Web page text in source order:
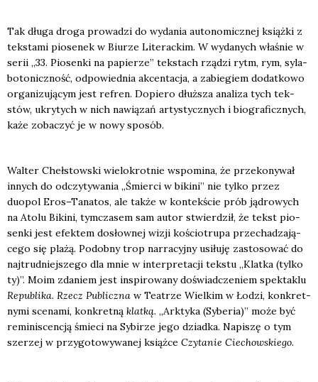
Tak dłu­ga dro­ga pro­wa­dzi do wyda­nia auto­no­micz­nej książ­ki z
tek­sta­mi pio­se­nek w Biu­rze Lite­rac­kim. W wyda­nych wła­śnie w
serii „33. Pio­sen­ki na papie­rze” tek­stach rzą­dzi rytm, rym, syla­
bo­to­nicz­ność, odpo­wied­nia akcen­ta­cja, a zabie­giem dodat­ko­wo
orga­ni­zu­ją­cym jest refren. Dopie­ro dłuż­sza ana­li­za tych tek­
stów, ukry­tych w nich nawią­zań arty­stycz­nych i bio­gra­ficz­nych,
każe zoba­czyć je w nowy spo­sób.
Wal­ter Cheł­stow­ski wie­lo­krot­nie wspo­mi­na, że prze­ko­ny­wał
innych do odczy­ty­wa­nia „Śmier­ci w biki­ni” nie tyl­ko przez
duopol Eros–Tanatos, ale tak­że w kon­tek­ście prób jądro­wych
na Ato­lu Biki­ni, tym­cza­sem sam autor stwier­dził, że tekst pio­
sen­ki jest efek­tem dosłow­nej wizji kościo­tru­pa prze­cha­dza­ją­
ce­go się pla­żą. Podob­ny trop nar­ra­cyj­ny usi­łu­ję zasto­so­wać do
naj­trud­niej­sze­go dla mnie w inter­pre­ta­cji tek­stu „Klat­ka (tyl­ko
ty)”. Moim zda­niem jest inspi­ro­wa­ny doświad­cze­niem spek­ta­klu
Repu­bli­ka. Rzecz Publicz­na w Teatrze Wiel­kim w Łodzi, kon­kret­
ny­mi sce­na­mi, kon­kret­ną klat­ką. „Ark­ty­ka (Sybe­ria)” może być
remi­ni­scen­cją śmie­ci na Sybi­rze jego dziad­ka. Napi­szę o tym
sze­rzej w przy­go­to­wy­wa­nej książ­ce Czy­ta­nie Cie­chow­skie­go.